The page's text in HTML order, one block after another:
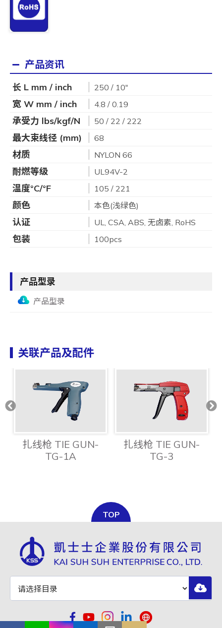
产品资讯
长 L mm / inch 250 / 10"
宽 W mm / inch 4.8 / 0.19
承受力 lbs/kgf/N 50 / 22 / 222
最大束线径 (mm) 68
材质 NYLON 66
耐燃等级 UL94V-2
温度°C/°F 105 / 221
颜色 本色(浅绿色)
认证 UL, CSA, ABS, 无卤素, RoHS
包装 100pcs
产品型录
产品型录
关联产品及配件
扎线枪 TIE GUN-
TG-1A
扎线枪 TIE GUN-
TG-3
TOP